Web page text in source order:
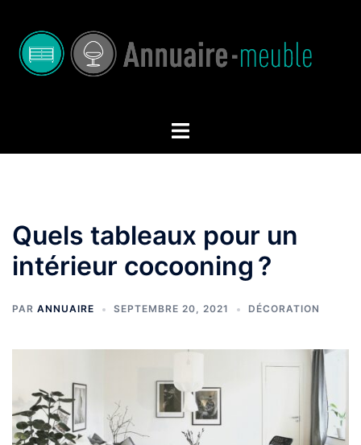
contenu
Ouvrir/fermer
Quels tableaux pour un
intérieur cocooning ?
PAR ANNUAIRE SEPTEMBRE 20, 2021 DÉCORATION